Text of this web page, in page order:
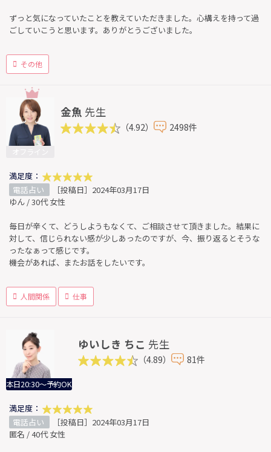
ずっと気になっていたことを教えていただきました。心構えを持って過
ごしていこうと思います。ありがとうございました。
その他
金魚 先生
（4.92） 2498件
満足度：
電話占い
［投稿日］2024年03月17日
ゆん / 30代 女性
毎日が辛くて、どうしようもなくて、ご相談させて頂きました。結果に
対して、信じられない感が少しあったのですが、今、振り返るとそうな
ったなぁって感じです。
機会があれば、またお話をしたいです。
人間関係 仕事
本日20:30～予約OK
ゆいしき ちこ 先生
（4.89） 81件
満足度：
電話占い
［投稿日］2024年03月17日
匿名 / 40代 女性